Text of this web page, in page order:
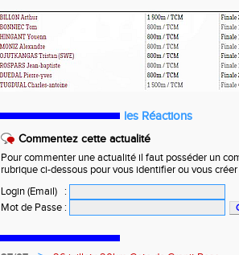
les Réactions
Commentez cette actualité
Pour commenter une actualité il faut posséder un
rubrique ci-dessous pour vous identifier ou vous
Login (Email)
:
Mot de Passe :